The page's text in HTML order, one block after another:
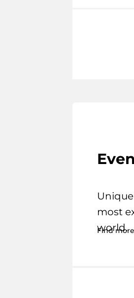
most
world.
Find more